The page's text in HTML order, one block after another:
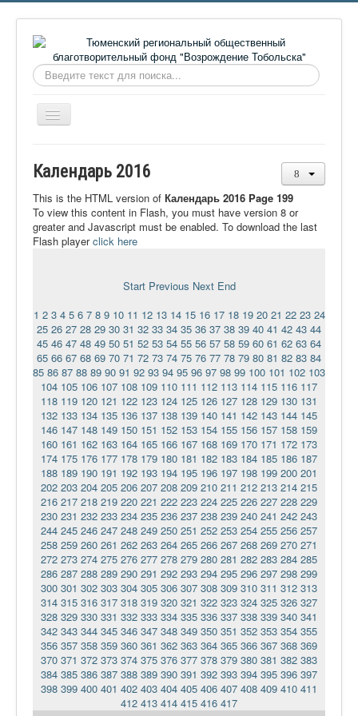
Искать...
Включить/
выключить
О фонде
Онлайн библиотека
Видеоматериалы
Сайт проекта Достоевский
Ермаковополе.рф
Календарь 2016
This is the HTML version of Календарь 2016 Page 199
To view this content in Flash, you must have version 8 or
greater and Javascript must be enabled. To download the last
Flash playerclick here
Start Previous Next End
1 2 3 4 5 6 7 8 9 10 11 12 13 14 15 16 17 18 19 20 21 22 23 24
25 26 27 28 29 30 31 32 33 34 35 36 37 38 39 40 41 42 43 44
45 46 47 48 49 50 51 52 53 54 55 56 57 58 59 60 61 62 63 64
65 66 67 68 69 70 71 72 73 74 75 76 77 78 79 80 81 82 83 84
85 86 87 88 89 90 91 92 93 94 95 96 97 98 99 100 101 102 103
104 105 106 107 108 109 110 111 112 113 114 115 116 117
118 119 120 121 122 123 124 125 126 127 128 129 130 131
132 133 134 135 136 137 138 139 140 141 142 143 144 145
146 147 148 149 150 151 152 153 154 155 156 157 158 159
160 161 162 163 164 165 166 167 168 169 170 171 172 173
174 175 176 177 178 179 180 181 182 183 184 185 186 187
188 189 190 191 192 193 194 195 196 197 198 199 200 201
202 203 204 205 206 207 208 209 210 211 212 213 214 215
216 217 218 219 220 221 222 223 224 225 226 227 228 229
230 231 232 233 234 235 236 237 238 239 240 241 242 243
244 245 246 247 248 249 250 251 252 253 254 255 256 257
258 259 260 261 262 263 264 265 266 267 268 269 270 271
272 273 274 275 276 277 278 279 280 281 282 283 284 285
286 287 288 289 290 291 292 293 294 295 296 297 298 299
300 301 302 303 304 305 306 307 308 309 310 311 312 313
314 315 316 317 318 319 320 321 322 323 324 325 326 327
328 329 330 331 332 333 334 335 336 337 338 339 340 341
342 343 344 345 346 347 348 349 350 351 352 353 354 355
356 357 358 359 360 361 362 363 364 365 366 367 368 369
370 371 372 373 374 375 376 377 378 379 380 381 382 383
384 385 386 387 388 389 390 391 392 393 394 395 396 397
398 399 400 401 402 403 404 405 406 407 408 409 410 411
412 413 414 415 416 417